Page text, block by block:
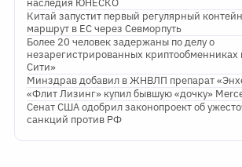
наследия ЮНЕСКО
Китай запустит первый регулярный
маршрут в ЕС через Севморпуть
Более 20 человек задержаны по делу о
незарегистрированных криптообменниках
Сити»
Минздрав добавил в ЖНВЛП препарат
«Флит Лизинг» купил бывшую «дочку»
Сенат США одобрил законопроект об
санкций против РФ